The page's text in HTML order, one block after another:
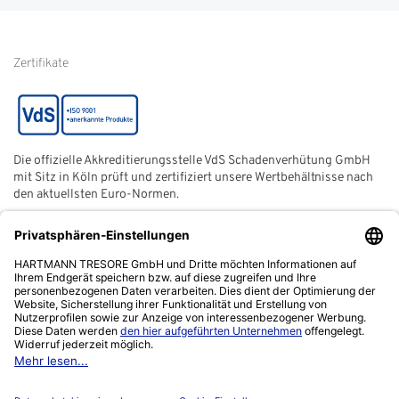
Batterieentsorgung
Zertifikate
Die offizielle Akkreditierungsstelle VdS Schadenverhütung GmbH
mit Sitz in Köln prüft und zertifiziert unsere Wertbehältnisse nach
den aktuellsten Euro-Normen.
Der ECB (European Certification Body) ist eine neutrale und
unabhängige Zertifizierungsstelle der European Security
Systems Association e. V. (ESSA) mit Sitz in Frankfurt am Main.